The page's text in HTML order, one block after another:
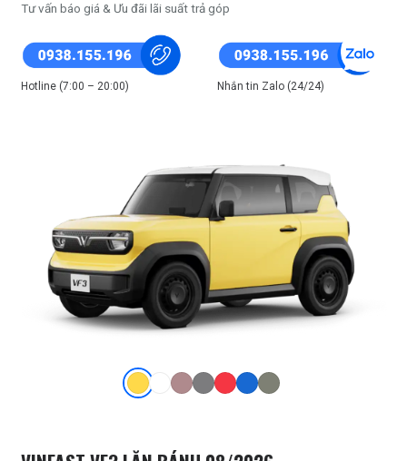
Tư vấn báo giá & Ưu đãi lãi suất trả góp
Hotline (7:00 – 20:00) Nhắn tin Zalo (24/24)